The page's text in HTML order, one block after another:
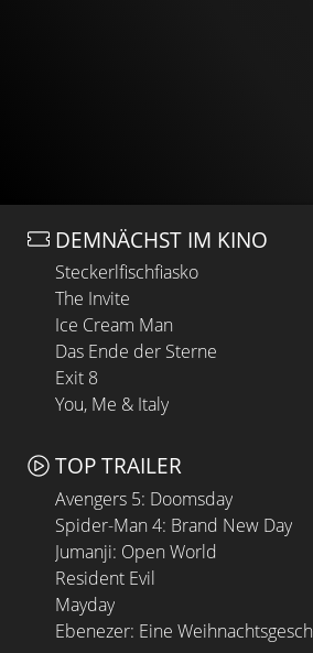
DEMNÄCHST IM KINO
Steckerlfischfiasko
The Invite
Ice Cream Man
Das Ende der Sterne
Exit 8
You, Me & Italy
TOP TRAILER
Avengers 5: Doomsday
Spider-Man 4: Brand New Day
Jumanji: Open World
Resident Evil
Mayday
Ebenezer: Eine